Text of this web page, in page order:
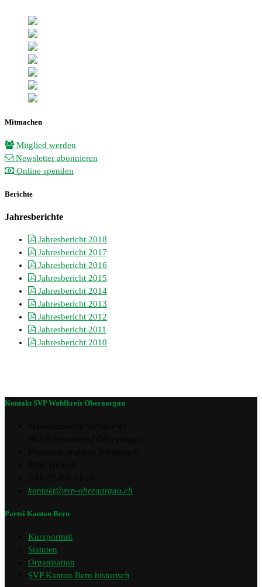
Mitmachen
Mitglied werden
Newsletter abonnieren
Online spenden
Berichte
Jahresberichte
Jahresbericht 2018
Jahresbericht 2017
Jahresbericht 2016
Jahresbericht 2015
Jahresbericht 2014
Jahresbericht 2013
Jahresbericht 2012
Jahresbericht 2011
Jahresbericht 2010
Kontakt SVP Wahlkreis Oberaargau
kontakt@svp-oberaargau.ch
Partei Kanton Bern
Kurzportrait
Statuten
Organisation
SVP Kanton Bern historisch